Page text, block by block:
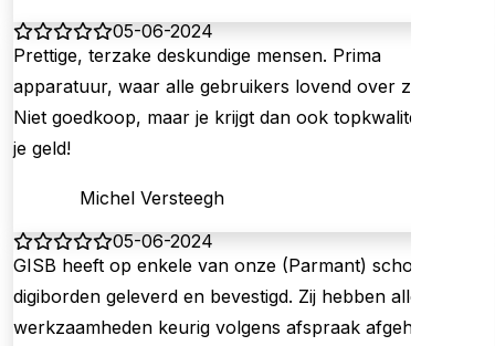
05-06-2024
Prettige, terzake deskundige mensen. Prima
apparatuur, waar alle gebruikers lovend over zijn.
Niet goedkoop, maar je krijgt dan ook topkwaliteit voor
je geld!
Michel Versteegh
05-06-2024
GISB heeft op enkele van onze (Parmant) scholen
digiborden geleverd en bevestigd. Zij hebben alle
werkzaamheden keurig volgens afspraak afgehandeld